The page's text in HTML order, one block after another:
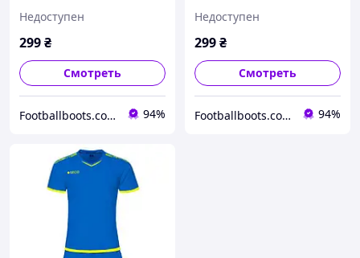
Недоступен
299₴
Смотреть
Footballboots.com.ua 94%
Недоступен
299₴
Смотреть
Footballboots.com.ua 94%